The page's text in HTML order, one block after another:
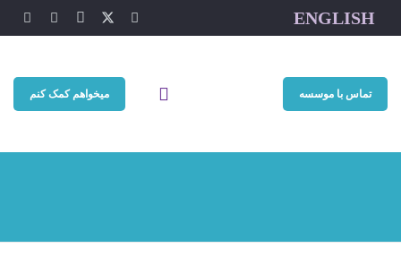
ENGLISH
تماس با موسسه میخواهم کمک کنم